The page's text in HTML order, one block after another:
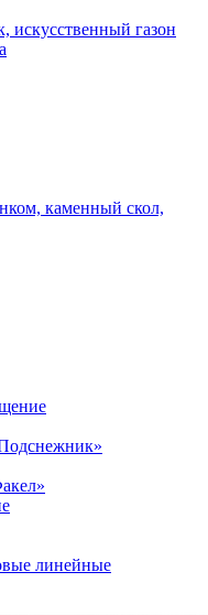
искусственный газон
каменный скол,
линейные